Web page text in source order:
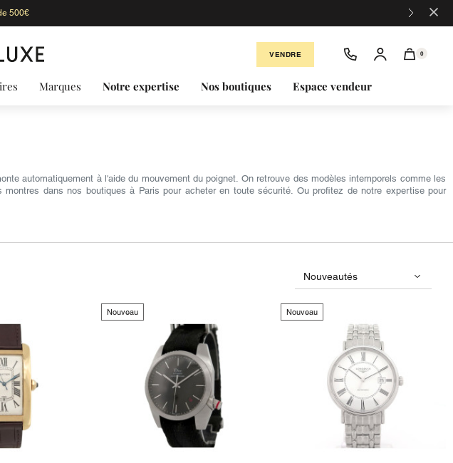
500€ ×
VENDRE 0
Marques Notre expertise Nos boutiques Espace vendeur
automatiquement à l'aide du mouvement du poignet. On retrouve des modèles intemporels comme les
dans nos boutiques à Paris pour acheter en toute sécurité. Ou profitez de notre expertise pour
Nouveau Nouveau